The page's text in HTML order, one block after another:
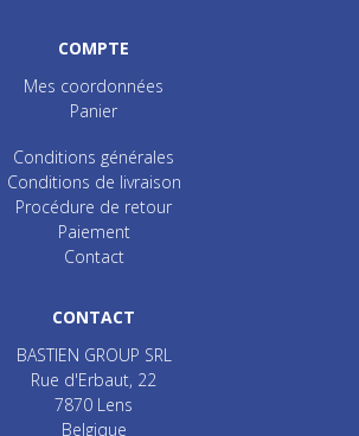
COMPTE
Mes coordonnées
Panier
Conditions générales
Conditions de livraison
Procédure de retour
Paiement
Contact
CONTACT
BASTIEN GROUP SRL
Rue d'Erbaut, 22
7870 Lens
Belgique